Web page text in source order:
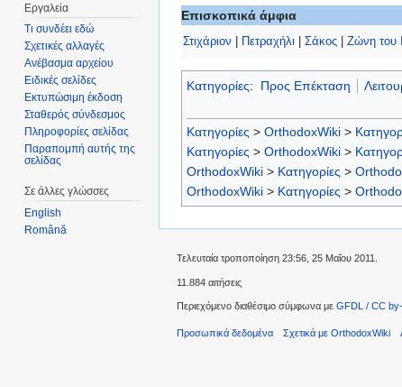
Επισκοπικά άμφια
Στιχάριον Πετραχήλι Σάκος Ζώνη του
Κατηγορίες: Προς Επέκταση
Κατηγορίες > OrthodoxWiki >
Κατηγορίες > OrthodoxWiki >
OrthodoxWiki > Κατηγορίες >
OrthodoxWiki > Κατηγορίες >
Εργαλεία
Τι συνδέει εδώ
Σχετικές αλλαγές
Ανέβασμα αρχείου
Ειδικές σελίδες
Εκτυπώσιμη έκδοση
Σταθερός σύνδεσμος
Πληροφορίες σελίδας
Παραπομπή αυτής της
σελίδας
Σε άλλες γλώσσες
English
Română
Τελευταία τροποποίηση 23:56, 25 Μαΐου 2011.
11.884 αιτήσεις
Περιεχόμενο διαθέσιμο σύμφωνα με GFDL / CC
Προσωπικά δεδομένα Σχετικά με OrthodoxWiki